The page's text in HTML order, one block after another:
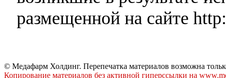
размещенной на сайте
© Медафарм Холдинг. Перепечатка материалов возможна
Копирование материалов без активной гиперссылки на